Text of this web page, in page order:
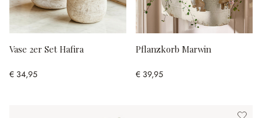
Vase 2er Set Hafira
€ 34,95
Pflanzkorb Marwin
€ 39,95